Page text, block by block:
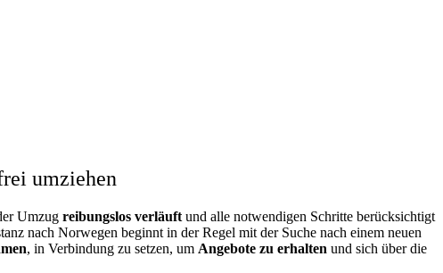
umziehen
Umzug reibungslos verläuftund alle notwendigen Schritte berücksichtigt
nach Norwegen beginnt in der Regel mit der Suche nach einem neuen
, in Verbindung zu setzen, um Angebote zu erhalten und sich über die